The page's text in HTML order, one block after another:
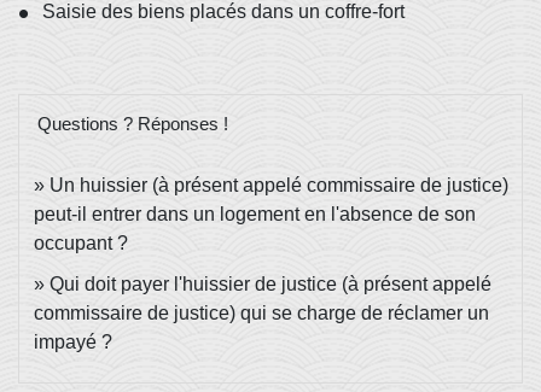
Saisie des biens placés dans un coffre-fort
Questions ? Réponses !
Un huissier (à présent appelé commissaire de justice)
peut-il entrer dans un logement en l'absence de son
occupant ?
Qui doit payer l'huissier de justice (à présent appelé
commissaire de justice) qui se charge de réclamer un
impayé ?